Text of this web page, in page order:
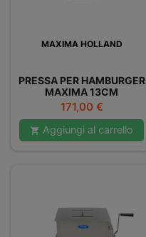
MAXIMA HOLLAND
PRESSA PER HAMBURGER
MAXIMA 13CM
Prezzo
171,00 €
 Aggiungi al carrello